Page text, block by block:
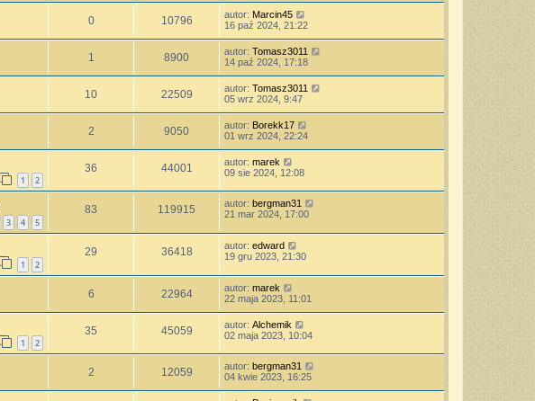
0 10796 autor: Marcin45
16 paź 2024, 21:22
1 8900 autor: Tomasz3011
14 paź 2024, 17:18
10 22509 autor: Tomasz3011
05 wrz 2024, 9:47
2 9050 autor: Borekk17
01 wrz 2024, 22:24
1 2
36 44001 autor: marek
09 sie 2024, 12:08
3 4 5
83 119915 autor: bergman31
21 mar 2024, 17:00
1 2
29 36418 autor: edward
19 gru 2023, 21:30
6 22964 autor: marek
22 maja 2023, 11:01
1 2
35 45059 autor: Alchemik
02 maja 2023, 10:04
2 12059 autor: bergman31
04 kwie 2023, 16:25